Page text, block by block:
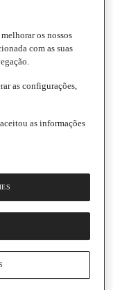
/ Litro
Active
5.0 (1)
Adicionar
€
os nossos
com as suas
as configurações,
as informações